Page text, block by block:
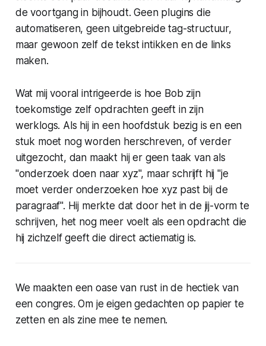
de voortgang in bijhoudt. Geen plugins die
automatiseren, geen uitgebreide tag-structuur,
maar gewoon zelf de tekst intikken en de links
maken.
Wat mij vooral intrigeerde is hoe Bob zijn
toekomstige zelf opdrachten geeft in zijn
werklogs. Als hij in een hoofdstuk bezig is en een
stuk moet nog worden herschreven, of verder
uitgezocht, dan maakt hij er geen taak van als
"onderzoek doen naar xyz", maar schrijft hij "je
moet verder onderzoeken hoe xyz past bij de
paragraaf". Hij merkte dat door het in de jij-vorm te
schrijven, het nog meer voelt als een opdracht die
hij zichzelf geeft die direct actiematig is.
We maakten een oase van rust in de hectiek van
een congres. Om je eigen gedachten op papier te
zetten en als zine mee te nemen.